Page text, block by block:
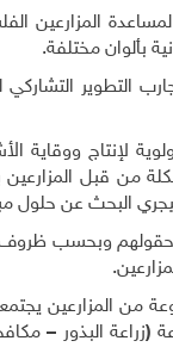
المزارعين
بألوان مختلفة.
التطوير
لإنتاج ووقاية
من قبل
البحث عن حلول
وبحسب ظروف
من المزارعين
(زراعة البذور –